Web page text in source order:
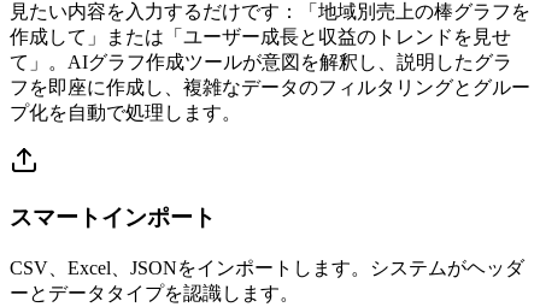
見たい内容を入力するだけです：「地域別売上の棒グラフを
作成して」または「ユーザー成長と収益のトレンドを見せ
て」。AIグラフ作成ツールが意図を解釈し、説明したグラ
フを即座に作成し、複雑なデータのフィルタリングとグルー
プ化を自動で処理します。
スマートインポート
CSV、Excel、JSONをインポートします。システムがヘッダ
ーとデータタイプを認識します。